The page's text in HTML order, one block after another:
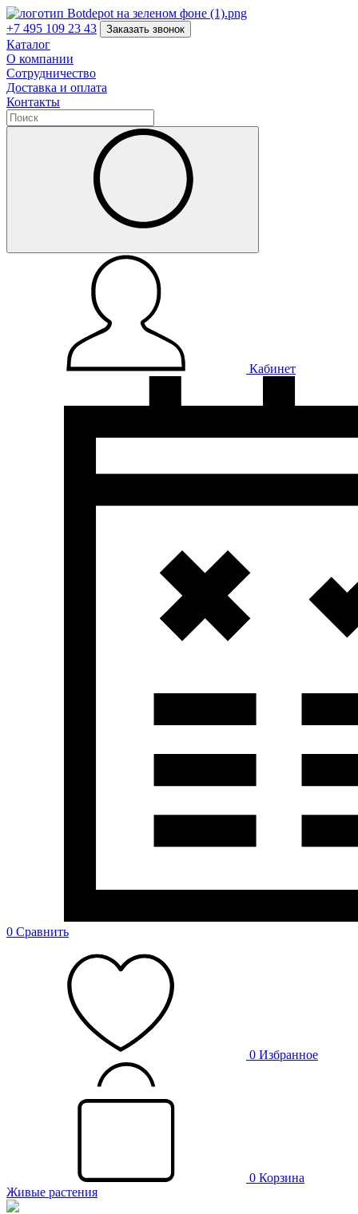
+7 495 109 23 43 Заказать звонок
Каталог
О компании
Сотрудничество
Доставка и оплата
Контакты
Кабинет
0 Сравнить
0 Избранное
0 Корзина
Живые растения